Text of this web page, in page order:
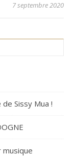
7 septembre 2020
Sissy Mua !
musique